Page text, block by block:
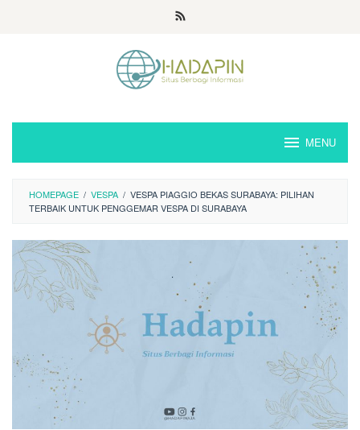
MENU
HOMEPAGE / VESPA / VESPA PIAGGIO BEKAS SURABAYA: PILIHAN
TERBAIK UNTUK PENGGEMAR VESPA DI SURABAYA